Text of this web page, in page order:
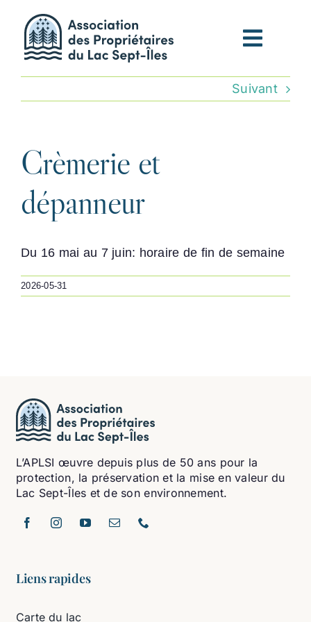
contenu
Suivant
Crèmerie et
dépanneur
Du 16 mai au 7 juin: horaire de fin de semaine
2026-05-31
L’APLSI œuvre depuis plus de 50 ans pour la
protection, la préservation et la mise en valeur du
Lac Sept-Îles et de son environnement.
Liens rapides
Carte du lac